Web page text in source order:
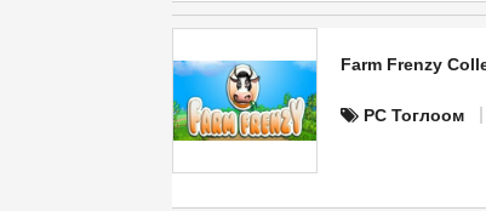
Farm Frenzy
PC Тоглоом